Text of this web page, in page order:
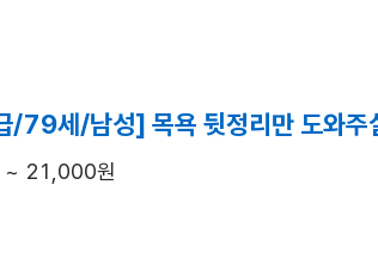
/79세/남성] 목욕 뒷정리만 도와주
~ 21,000원